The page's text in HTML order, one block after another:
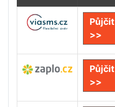
Půjčit
>>
Půjčit
>>